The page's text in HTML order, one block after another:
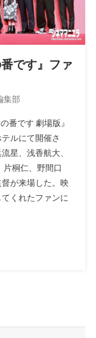
です』ファ
集部
番です 劇場版』
ルにて開催さ
星、浅香航大、
片桐仁、野間口
が来場した。映
くれたファンに